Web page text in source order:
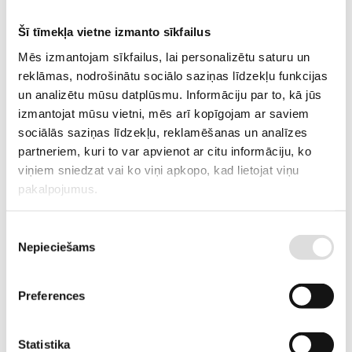
Šī tīmekļa vietne izmanto sīkfailus
Mēs izmantojam sīkfailus, lai personalizētu saturu un
reklāmas, nodrošinātu sociālo saziņas līdzekļu funkcijas
un analizētu mūsu datplūsmu. Informāciju par to, kā jūs
izmantojat mūsu vietni, mēs arī kopīgojam ar saviem
sociālās saziņas līdzekļu, reklamēšanas un analīzes
partneriem, kuri to var apvienot ar citu informāciju, ko
viņiem sniedzat vai ko viņi apkopo, kad lietojat viņu
pakalpojumus.
izvēle
Nepieciešams
Preferences
Statistika
3-phase stationary generator with canopy
REQUEST AN OFFER
Information
WEIGHT 2400 kg
POWER, KW
200
POWER, KVA
250
182